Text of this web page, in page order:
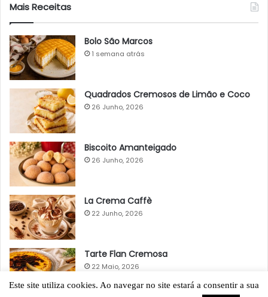
Mais Receitas
Bolo São Marcos
1 semana atrás
Quadrados Cremosos de Limão e Coco
26 Junho, 2026
Biscoito Amanteigado
26 Junho, 2026
La Crema Caffè
22 Junho, 2026
Tarte Flan Cremosa
22 Maio, 2026
Este site utiliza cookies. Ao navegar no site estará a consentir a sua